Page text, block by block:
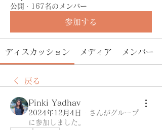
公開 · 167名のメンバー
参加する
ディスカッション メディア メンバー
戻る
Pinki Yadhav
2024年12月4日 ·
さんがグループ
に参加しました。